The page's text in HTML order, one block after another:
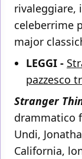
rivaleggiare,
celeberrime
major
LEGGI -
pazzesco
Stranger
drammatico
Undi,
California,